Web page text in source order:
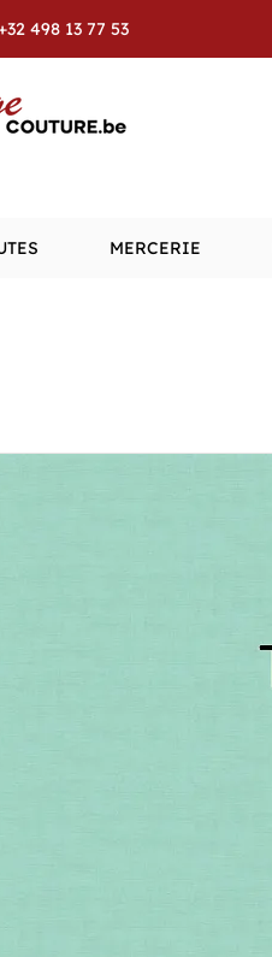
498 13 77 53
MERCERIE